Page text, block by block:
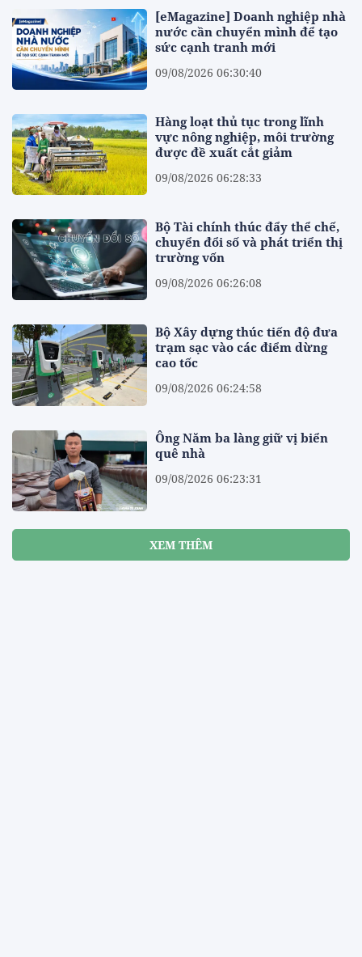
[eMagazine] Doanh nghiệp nhà
nước cần chuyển mình để tạo
sức cạnh tranh mới
09/08/2026 06:30:40
Hàng loạt thủ tục trong lĩnh
vực nông nghiệp, môi trường
được đề xuất cắt giảm
09/08/2026 06:28:33
Bộ Tài chính thúc đẩy thể chế,
chuyển đổi số và phát triển thị
trường vốn
09/08/2026 06:26:08
Bộ Xây dựng thúc tiến độ đưa
trạm sạc vào các điểm dừng
cao tốc
09/08/2026 06:24:58
Ông Năm ba làng giữ vị biển
quê nhà
09/08/2026 06:23:31
XEM THÊM